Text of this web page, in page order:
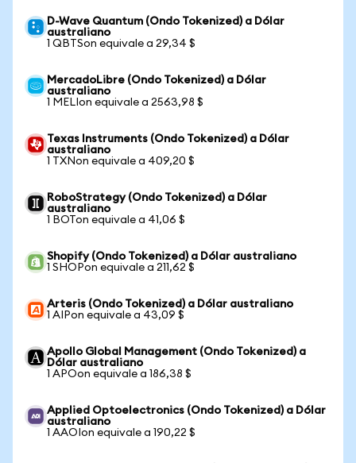
D-Wave Quantum (Ondo Tokenized) a Dólar
australiano
1 QBTSon equivale a 29,34 $
MercadoLibre (Ondo Tokenized) a Dólar
australiano
1 MELIon equivale a 2563,98 $
Texas Instruments (Ondo Tokenized) a Dólar
australiano
1 TXNon equivale a 409,20 $
RoboStrategy (Ondo Tokenized) a Dólar
australiano
1 BOTon equivale a 41,06 $
Shopify (Ondo Tokenized) a Dólar australiano
1 SHOPon equivale a 211,62 $
Arteris (Ondo Tokenized) a Dólar australiano
1 AIPon equivale a 43,09 $
Apollo Global Management (Ondo Tokenized) a
Dólar australiano
1 APOon equivale a 186,38 $
Applied Optoelectronics (Ondo Tokenized) a Dólar
australiano
1 AAOIon equivale a 190,22 $